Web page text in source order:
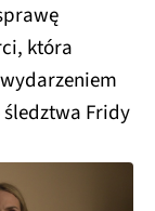
która
Fridy